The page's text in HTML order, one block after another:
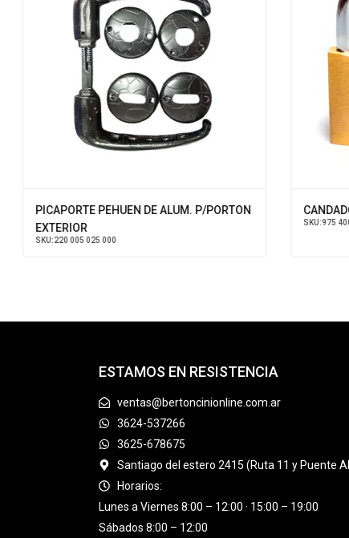
PICAPORTE PEHUEN DE ALUM. P/PORTON
EXTERIOR
SKU: 220 005 025 000
SKU: 975 400
ESTAMOS EN RESISTENCIA
ventas@bertoncinionline.com.ar
3624-537266
3625-678675
Santiago del estero 2415 (Ruta 11 y Puente
Horarios:
Lunes a Viernes 8:00 – 12:00 · 15:00 – 19:00
Sábados 8:00 – 12:00